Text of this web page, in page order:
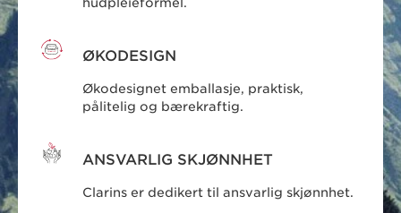
ØKODESIGN
Økodesignet emballasje, praktisk,
pålitelig og bærekraftig.
ANSVARLIG SKJØNNHET
Clarins er dedikert til ansvarlig skjønnhet.